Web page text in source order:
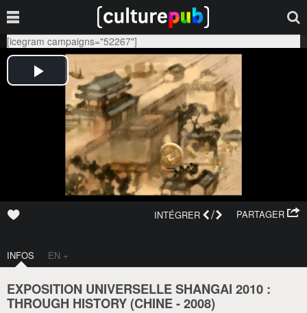
[icegram campaigns="52267"]
PARTAGER
INTÉGRER /
INFOS EN +
EXPOSITION UNIVERSELLE SHANGAI 2010 :
THROUGH HISTORY (CHINE-2008)